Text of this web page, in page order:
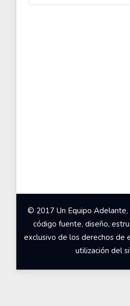
© 2017 Un Equipo Adelante,
código fuente, diseño,
exclusivo de los derechos de
utilización del